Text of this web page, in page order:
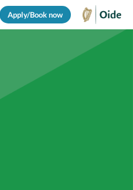
Apply/Book now